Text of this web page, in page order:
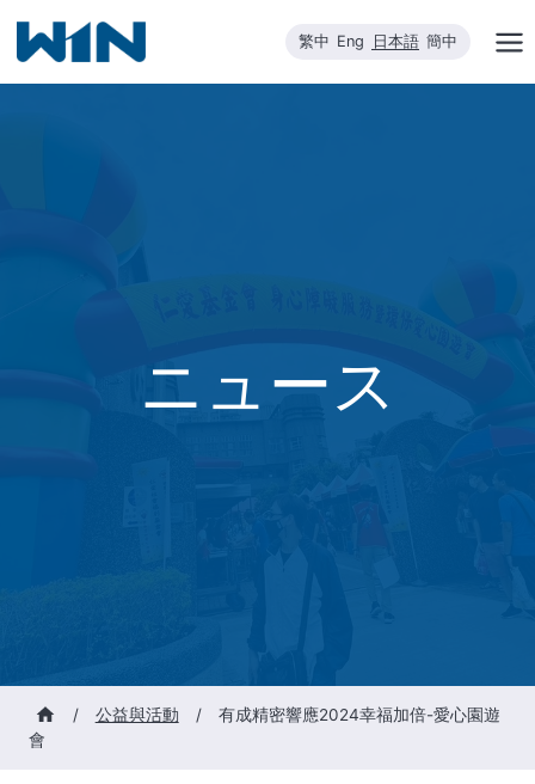
を
繁中 Eng 日本語 簡中
ニュース
/ 公益與活動 /
有成精密響應2024幸福加倍-愛心園遊
會